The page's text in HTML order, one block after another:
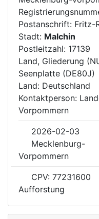
Postanschrift: Fritz-
Stadt: Malchin
Postleitzahl: 17139
Land, Gliederung
Seenplatte (DE80J)
Land: Deutschland
Kontaktperson:
Vorpommern
2026-02-03
Mecklenburg-
Vorpommern
CPV: 77231600
Aufforstung